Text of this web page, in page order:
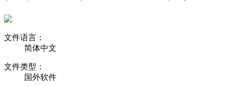
文件语言：
简体中文
文件类型：
国外软件